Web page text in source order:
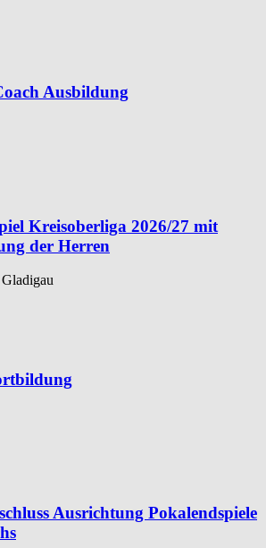
Ausbildung
Kreisoberliga 2026/27 mit
der Herren
Ausrichtung Pokalendspiele